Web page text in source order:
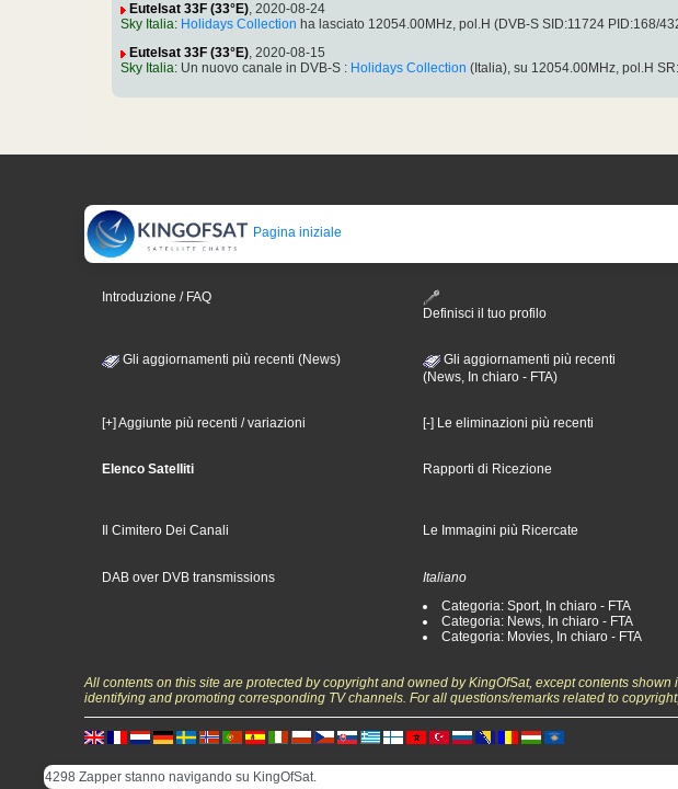
Eutelsat 33F (33°E), 2020-08-24
Sky Italia: Holidays Collection ha lasciato 12054.00MHz, pol.H (DVB-S SID:11724 PID:168/
Eutelsat 33F (33°E), 2020-08-15
Sky Italia: Un nuovo canale in DVB-S : Holidays Collection (Italia), su 12054.00MHz, pol.H
Pagina iniziale
Introduzione / FAQ
Definisci il tuo profilo
Gli aggiornamenti più recenti (News)
Gli aggiornamenti più recenti
(News, In chiaro - FTA)
[+] Aggiunte più recenti / variazioni [-] Le eliminazioni più recenti
Elenco Satelliti Rapporti di Ricezione
Il Cimitero Dei Canali Le Immagini più Ricercate
DAB over DVB transmissions
Italiano
Categoria: Sport, In chiaro - FTA
Categoria: News, In chiaro - FTA
Categoria: Movies, In chiaro - FTA
All contents on this site are protected by copyright and owned by KingOfSat, except contents
identifying and promoting corresponding TV channels. For all questions/remarks related to
4298 Zapper stanno navigando su KingOfSat.